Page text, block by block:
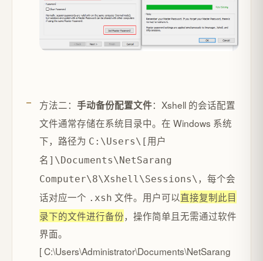
‌方法二： 手动备份配置文件‌：Xshell 的会话配置
文件通常存储在系统目录中。在 Windows 系统
下，路径为 C:\Users\[用户
名]\Documents\NetSarang
Computer\8\Xshell\Sessions\ ，每个会
话对应一个 .xsh 文件。用户可以直接复制此目
录下的文件进行备份，操作简单且无需通过软件
界面。‌
[ C:\Users\Administrator\Documents\NetSarang